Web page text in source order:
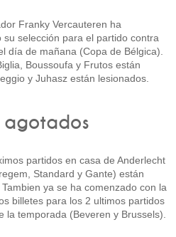
Franky Vercauteren ha
su selección para el partido contra
día de mañana (Copa de Bélgica).
Boussoufa y Frutos están
y Juhasz están lesionados.
agotados
partidos en casa de Anderlecht
Standard y Gante) están
ya se ha comenzado con la
billetes para los 2 ultimos partidos
la temporada (Beveren y Brussels).